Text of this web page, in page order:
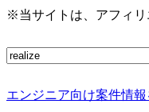
※当サイトは、アフィリ
エンジニア向け案件情報